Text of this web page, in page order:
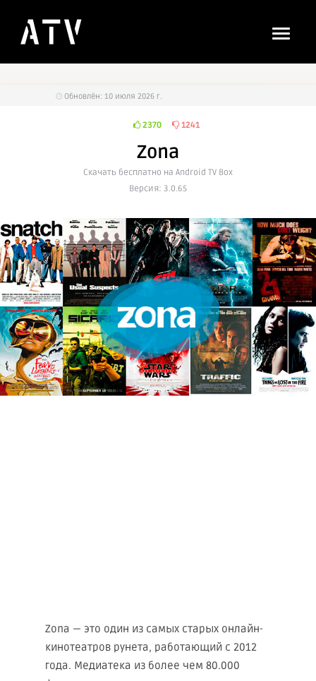
Обновлён: 10 июля 2026 г.
2370 1241
Zona
Cкачать бесплатно на Android TV Box
Версия: 3.0.65
Zona — это один из самых старых онлайн-
кинотеатров рунета, работающий с 2012
года. Медиатека из более чем 80.000